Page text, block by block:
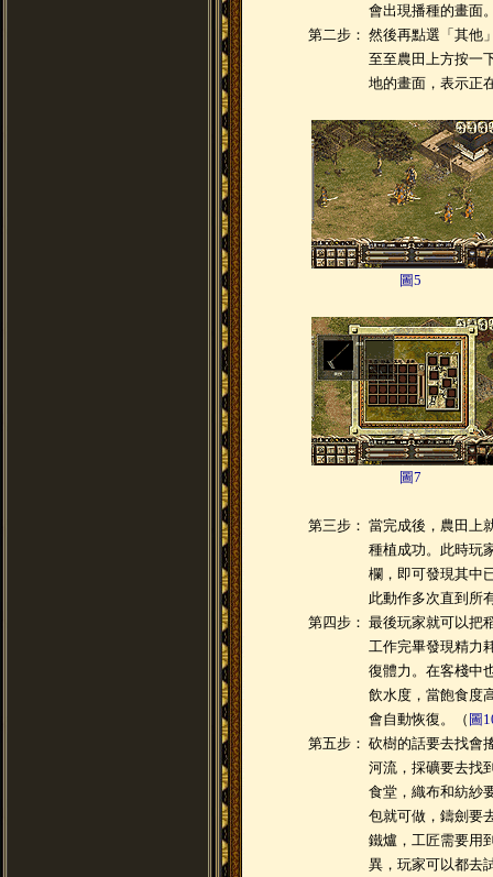
會出現播種的畫面
第二步： 然後再點選「其他
至至農田上方按一
地的畫面，表示正
圖5
圖7
第三步： 當完成後，農田上
種植成功。此時玩
欄，即可發現其中
此動作多次直到所
第四步： 最後玩家就可以把
工作完畢發現精力
復體力。在客棧中
飲水度，當飽食度
會自動恢復。（ 圖
第五步： 砍樹的話要去找會
河流，採礦要去找
食堂，織布和紡紗
包就可做，鑄劍要
鐵爐，工匠需要用
異，玩家可以都去